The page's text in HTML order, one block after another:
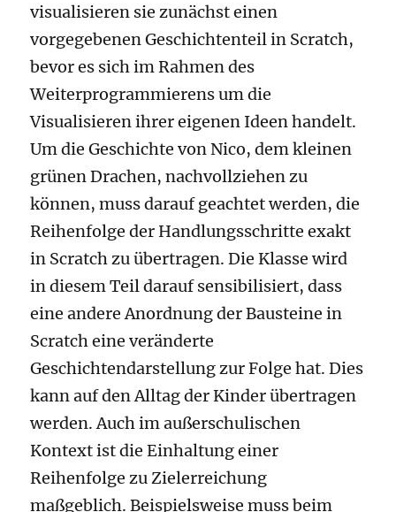
visualisieren sie zunächst einen
vorgegebenen Geschichtenteil in Scratch,
bevor es sich im Rahmen des
Weiterprogrammierens um die
Visualisieren ihrer eigenen Ideen handelt.
Um die Geschichte von Nico, dem kleinen
grünen Drachen, nachvollziehen zu
können, muss darauf geachtet werden, die
Reihenfolge der Handlungsschritte exakt
in Scratch zu übertragen. Die Klasse wird
in diesem Teil darauf sensibilisiert, dass
eine andere Anordnung der Bausteine in
Scratch eine veränderte
Geschichtendarstellung zur Folge hat. Dies
kann auf den Alltag der Kinder übertragen
werden. Auch im außerschulischen
Kontext ist die Einhaltung einer
Reihenfolge zu Zielerreichung
maßgeblich. Beispielsweise muss beim